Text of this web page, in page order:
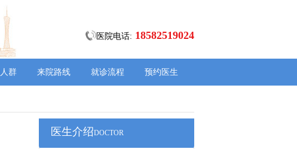
医院电话: 18582519024
群 来院路线 就诊流程 预约医生
医生介绍DOCTOR